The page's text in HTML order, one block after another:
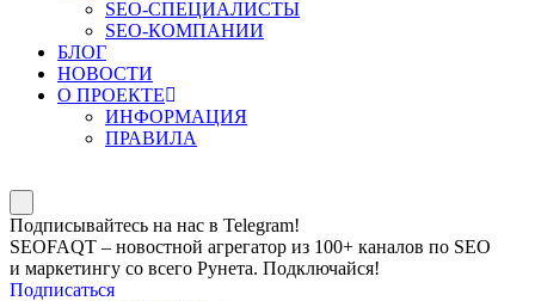
SEO-СПЕЦИАЛИСТЫ
SEO-КОМПАНИИ
БЛОГ
НОВОСТИ
О ПРОЕКТЕ
ИНФОРМАЦИЯ
ПРАВИЛА
Подписывайтесь на нас в Telegram!
SEOFAQT – новостной агрегатор из 100+ каналов по SEO
и маркетингу со всего Рунета. Подключайся!
Подписаться